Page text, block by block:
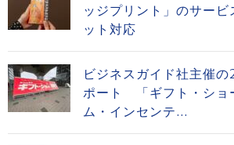
ッジプリント」のサー
ット対応
ビジネスガイド社主催の
ポート 「ギフト・ショ
ム・インセンテ...